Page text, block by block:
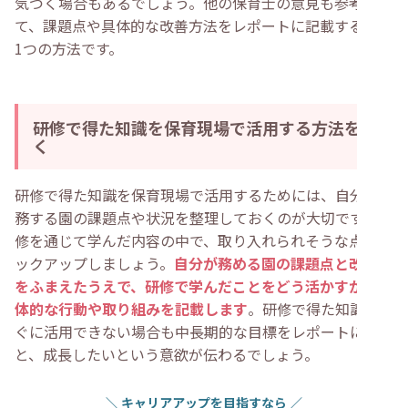
て、課題点や具体的な改善方法をレポートに記載するのも
1つの方法です。
研修で得た知識を保育現場で活用する方法を書
く
研修で得た知識を保育現場で活用するためには、自分が勤
務する園の課題点や状況を整理しておくのが大切です。研
修を通じて学んだ内容の中で、取り入れられそうな点をピ
ックアップしましょう。 自分が務める園の課題点と改善点
をふまえたうえで、研修で学んだことをどう活かすか、具
体的な行動や取り組みを記載します。研修で得た知識をす
ぐに活用できない場合も中長期的な目標をレポートに書く
と、成長したいという意欲が伝わるでしょう。
＼ キャリアアップを目指すなら ／